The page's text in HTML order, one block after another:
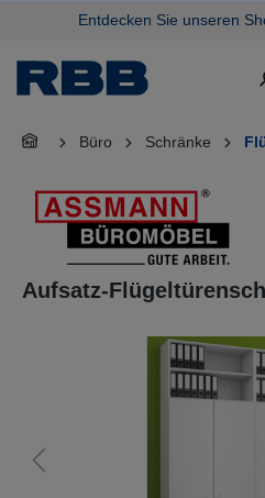
springenEntdecken Sie unseren
Büro Schränke
Aufsatz-
Bildergalerie überspringen